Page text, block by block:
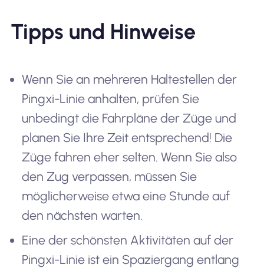
Tipps und Hinweise
Wenn Sie an mehreren Haltestellen der
Pingxi-Linie anhalten, prüfen Sie
unbedingt die Fahrpläne der Züge und
planen Sie Ihre Zeit entsprechend! Die
Züge fahren eher selten. Wenn Sie also
den Zug verpassen, müssen Sie
möglicherweise etwa eine Stunde auf
den nächsten warten.
Eine der schönsten Aktivitäten auf der
Pingxi-Linie ist ein Spaziergang entlang